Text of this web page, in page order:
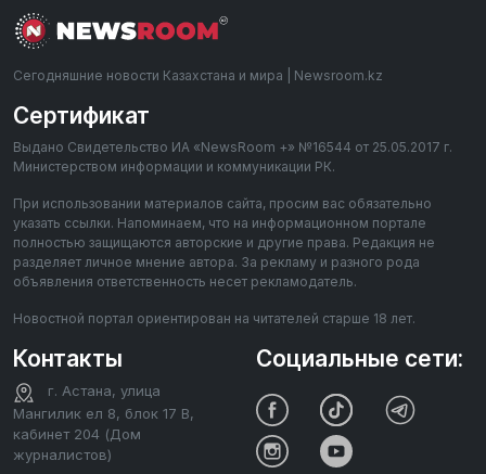
Сегодняшние новости Казахстана и мира | Newsroom.kz
Сертификат
Выдано Свидетельство ИА «NewsRoom +» №16544 от 25.05.2017 г.
Министерством информации и коммуникации РК.
При использовании материалов сайта, просим вас обязательно
указать ссылки. Напоминаем, что на информационном портале
полностью защищаются авторские и другие права. Редакция не
разделяет личное мнение автора. За рекламу и разного рода
объявления ответственность несет рекламодатель.
Новостной портал ориентирован на читателей старше 18 лет.
Контакты
г. Астана, улица
Мангилик ел 8, блок 17 В,
кабинет 204 (Дом
журналистов)
Социальные сети: